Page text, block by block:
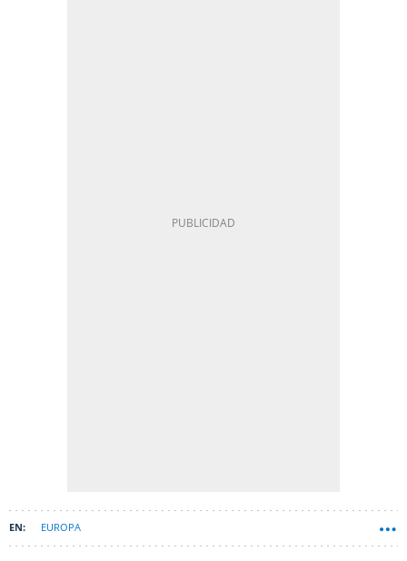
EUROPA